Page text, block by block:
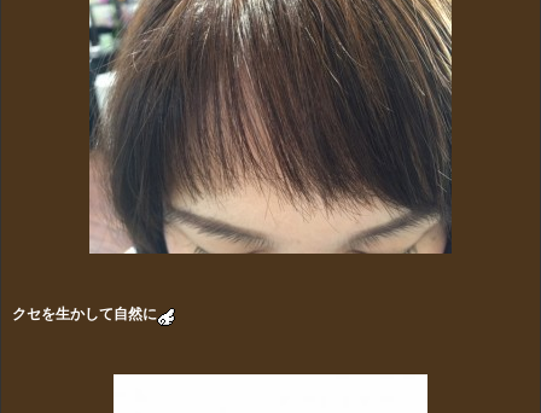
クセを生かして自然に